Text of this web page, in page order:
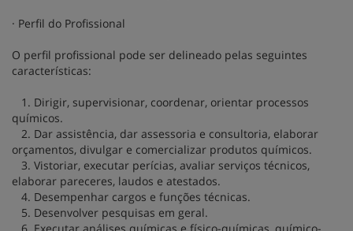
· Perfil do Profissional
O perfil profissional pode ser delineado pelas seguintes
características:
1. Dirigir, supervisionar, coordenar, orientar processos
químicos.
2. Dar assistência, dar assessoria e consultoria, elaborar
orçamentos, divulgar e comercializar produtos químicos.
3. Vistoriar, executar perícias, avaliar serviços técnicos,
elaborar pareceres, laudos e atestados.
4. Desempenhar cargos e funções técnicas.
5. Desenvolver pesquisas em geral.
6. Executar análises químicas e físico-químicas, químico-